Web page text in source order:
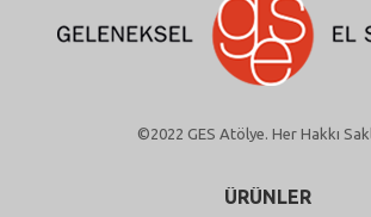
©2022 GES Atölye. Her Hakkı
ÜRÜNLER